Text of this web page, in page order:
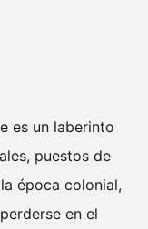
es un laberinto
puestos de
época colonial,
en el